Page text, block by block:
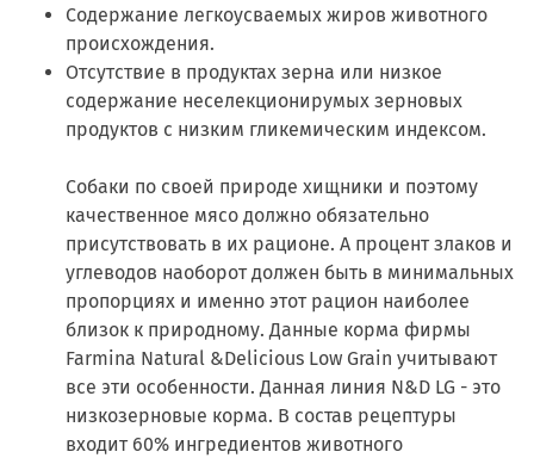
Содержание легкоусваемых жиров животного
происхождения.
Отсутствие в продуктах зерна или низкое
содержание неселекционирумых зерновых
продуктов с низким гликемическим индексом.
Собаки по своей природе хищники и поэтому
качественное мясо должно обязательно
присутствовать в их рационе. А процент злаков и
углеводов наоборот должен быть в минимальных
пропорциях и именно этот рацион наиболее
близок к природному. Данные корма фирмы
Farmina Natural &Delicious Low Grain учитывают
все эти особенности. Данная линия N&D LG - это
низкозерновые корма. В состав рецептуры
входит 60% ингредиентов животного